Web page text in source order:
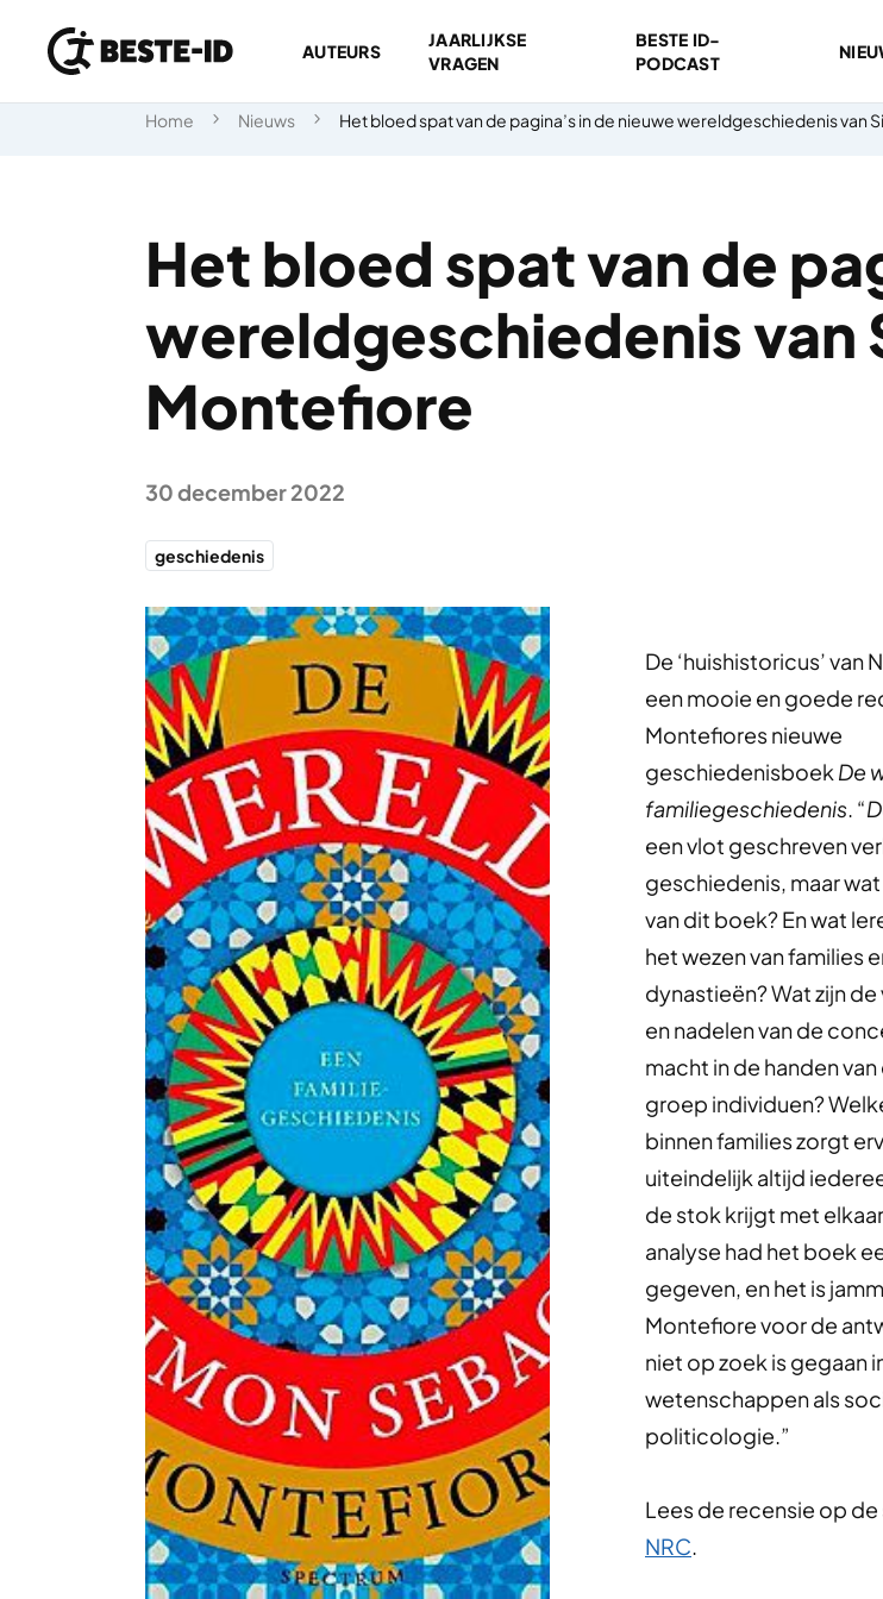
Ga naar inhoud
AUTEURS
JAARLIJKSE
VRAGEN
BESTE ID-
PODCAST
Home Nieuws Het bloed spat van de pagina’s in de nieuwe wereldgeschiedenis van
Het bloed spat van de
wereldgeschiedenis van
Montefiore
30 december 2022
geschiedenis
De ‘huishistoricus’ van
een mooie en goede
Montefiores nieuwe
geschiedenisboek De
familiegeschiedenis. “
een vlot geschreven
geschiedenis, maar wat
van dit boek? En wat
het wezen van families
dynastieën? Wat zijn
en nadelen van de
macht in de handen
groep individuen?
binnen families zorgt
uiteindelijk altijd
de stok krijgt met
analyse had het boek
gegeven, en het is
Montefiore voor de
niet op zoek is gegaan
wetenschappen als
politicologie.”
Lees de recensie op de
NRC.